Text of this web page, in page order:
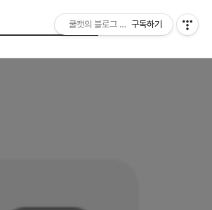
쿨캣의 블로그 놀이구독하기